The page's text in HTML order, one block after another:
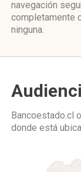
navegación
completamente
ninguna.
Bancoestado.cl
donde está